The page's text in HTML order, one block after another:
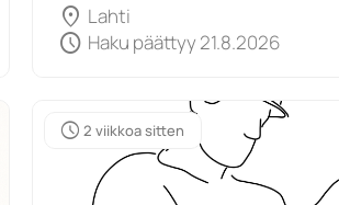
location_on Lahti
schedule Haku päättyy 21.8.2026
schedule 2 viikkoa sitten